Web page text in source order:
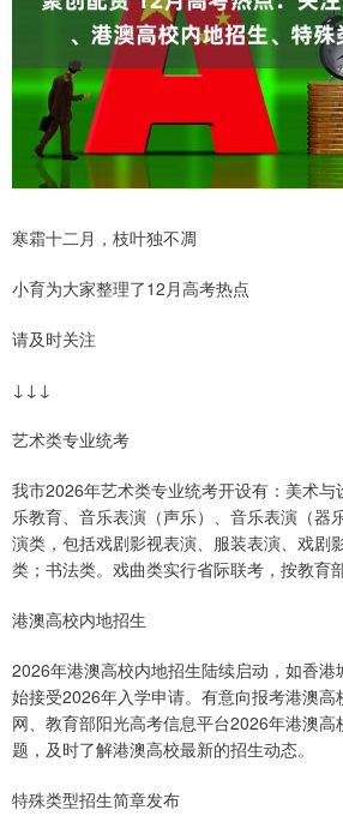
寒霜十二月，枝叶独不凋
小育为大家整理了12月高考热点
请及时关注
↓↓↓
艺术类专业统考
我市2026年艺术类专业统考开设有：美术
乐教育、音乐表演（声乐）、音乐表演（器
演类，包括戏剧影视表演、服装表演、戏剧
类；书法类。戏曲类实行省际联考，按教育
港澳高校内地招生
2026年港澳高校内地招生陆续启动，如香
始接受2026年入学申请。有意向报考港澳高
网、教育部阳光高考信息平台2026年港澳
题，及时了解港澳高校最新的招生动态。
特殊类型招生简章发布